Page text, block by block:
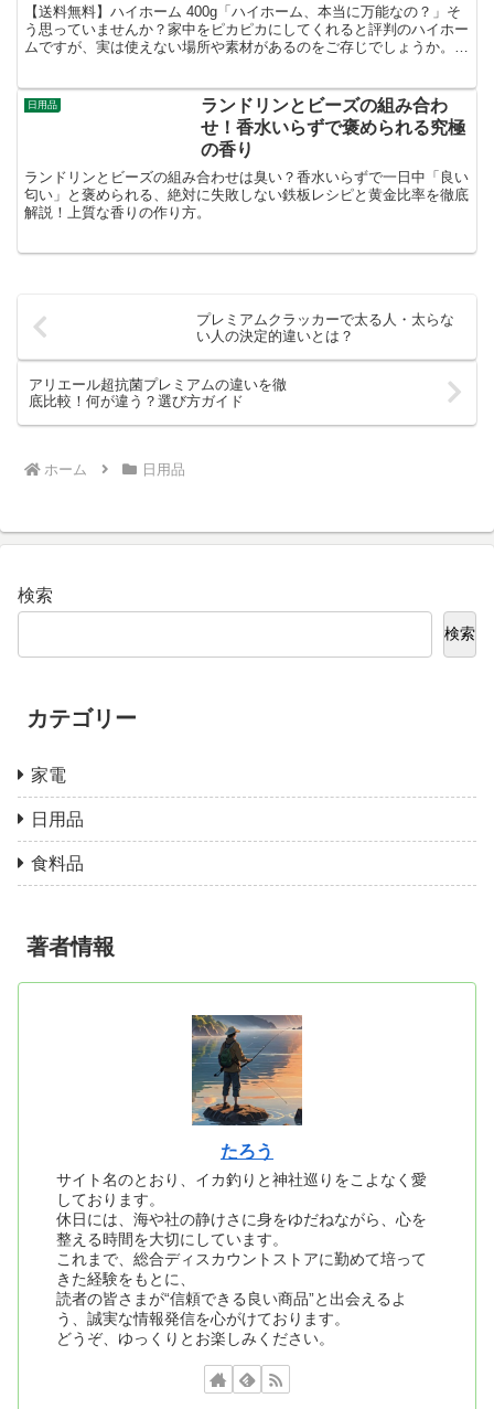
【送料無料】ハイホーム 400g「ハイホーム、本当に万能なの？」そ
う思っていませんか？家中をピカピカにしてくれると評判のハイホー
ムですが、実は使えない場所や素材があるのをご存じでしょうか。知
日用品
ランドリンとビーズの組み合わ
せ！香水いらずで褒められる究極
の香り
ランドリンとビーズの組み合わせは臭い？香水いらずで一日中「良い
匂い」と褒められる、絶対に失敗しない鉄板レシピと黄金比率を徹底
解説！上質な香りの作り方。
プレミアムクラッカーで太る人・太らな
い人の決定的違いとは？
アリエール超抗菌プレミアムの違いを徹
底比較！何が違う？選び方ガイド
ホーム 日用品
検索
検索
カテゴリー
家電
日用品
食料品
著者情報
たろう
サイト名のとおり、イカ釣りと神社巡りをこよなく愛
しております。
休日には、海や社の静けさに身をゆだねながら、心を
整える時間を大切にしています。
これまで、総合ディスカウントストアに勤めて培って
きた経験をもとに、
読者の皆さまが“信頼できる良い商品”と出会えるよ
う、誠実な情報発信を心がけております。
どうぞ、ゆっくりとお楽しみください。